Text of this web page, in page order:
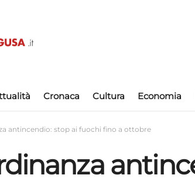
Cronaca Cultura Economia
antincendio: stop ai fuochi fino a ottobre